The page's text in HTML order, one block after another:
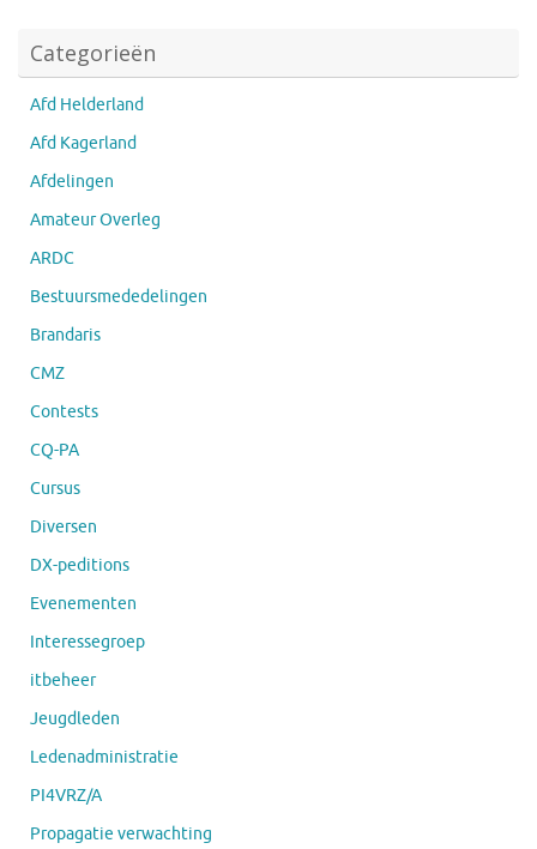
Categorieën
Afd Helderland
Afd Kagerland
Afdelingen
Amateur Overleg
ARDC
Bestuursmededelingen
Brandaris
CMZ
Contests
CQ-PA
Cursus
Diversen
DX-peditions
Evenementen
Interessegroep
itbeheer
Jeugdleden
Ledenadministratie
PI4VRZ/A
Propagatie verwachting